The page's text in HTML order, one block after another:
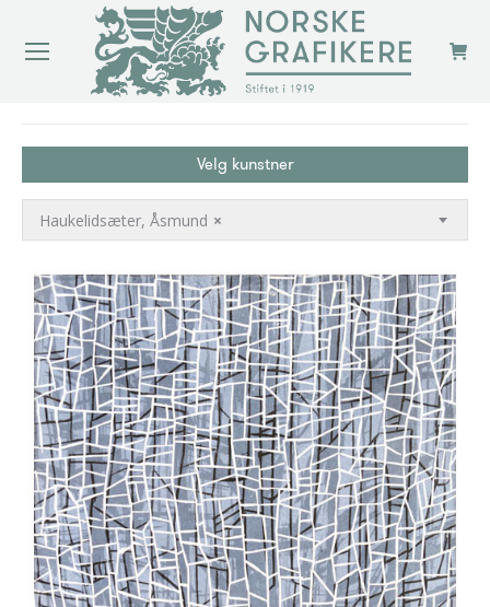
Velg kunstner
×
Haukelidsæter, Åsmund